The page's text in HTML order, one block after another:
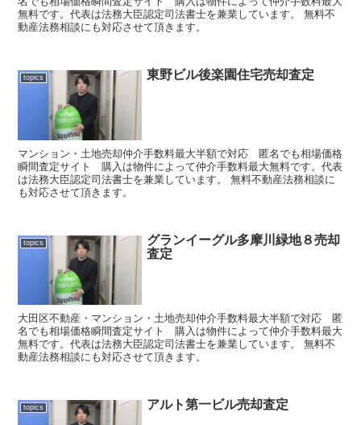
無料です。代表は法務大臣認定司法書士を兼業しています。 無料不
動産法務相談にも対応させて頂きます。
topics 東野ビル後楽園住宅売却査定
マンション・土地売却仲介手数料最大半額で対応 匿名でも相場価格
瞬間査定サイト 購入は物件によって仲介手数料最大無料です。代表
は法務大臣認定司法書士を兼業しています。 無料不動産法務相談に
も対応させて頂きます。
topics
グランイーグル多摩川緑地８売却
査定
大田区不動産・マンション・土地売却仲介手数料最大半額で対応 匿
名でも相場価格瞬間査定サイト 購入は物件によって仲介手数料最大
無料です。代表は法務大臣認定司法書士を兼業しています。 無料不
動産法務相談にも対応させて頂きます。
topics アルト第一ビル売却査定